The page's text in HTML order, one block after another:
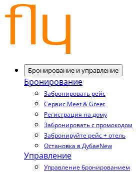
Бронирование и управление
Бронирование
Забронировать рейс
Сервис Meet & Greet
Регистрация на дому
Забронировать с промокодом
Забронируйте рейс + отель
Остановка в ДубаеNew
Управление
Управление бронированием